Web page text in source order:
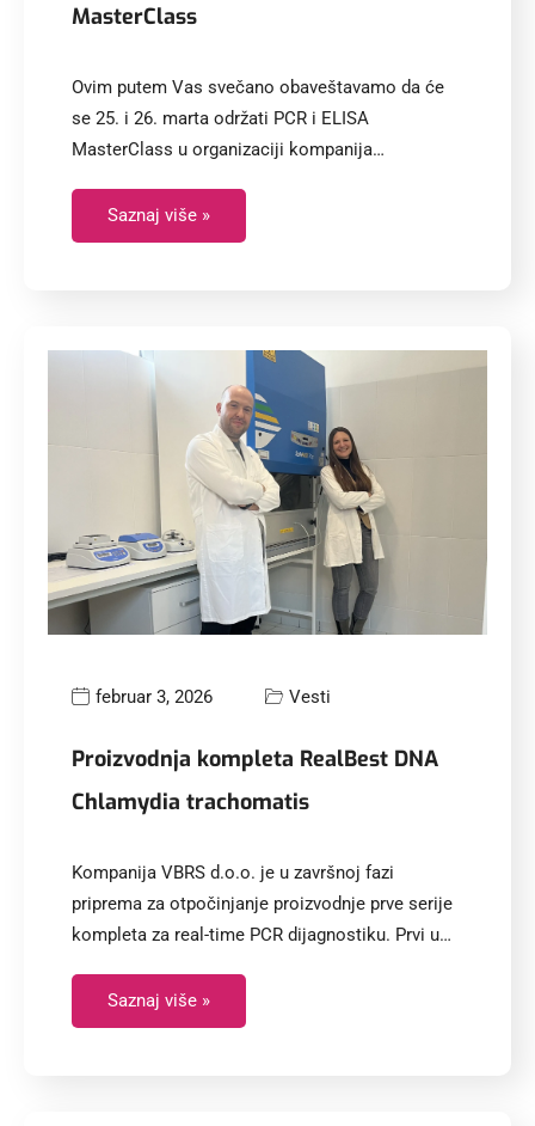
MasterClass
Ovim putem Vas svečano obaveštavamo da će
se 25. i 26. marta održati PCR i ELISA
MasterClass u organizaciji kompanija…
Saznaj više »
februar 3, 2026 Vesti
Proizvodnja kompleta RealBest DNA
Chlamydia trachomatis
Kompanija VBRS d.o.o. je u završnoj fazi
priprema za otpočinjanje proizvodnje prve serije
kompleta za real-time PCR dijagnostiku. Prvi u…
Saznaj više »